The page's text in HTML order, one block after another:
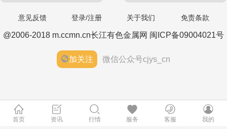
意见反馈 登录/注册 关于我们 免责条款
@2006-2018 m.ccmn.cn长江有色金属网 闽ICP备09004021号
加关注 微信公众号cjys_cn
首页 资讯 行情 服务 客服 我的